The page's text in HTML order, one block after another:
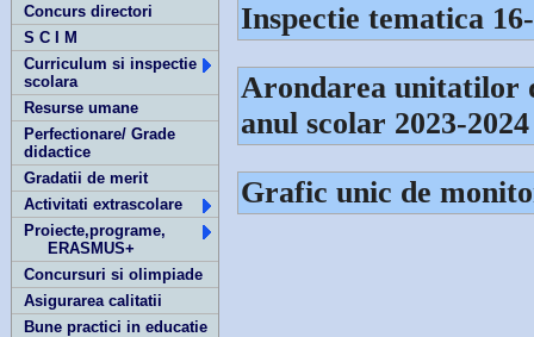
Concurs directori
S C I M
Curriculum si inspectie
scolara
Resurse umane
Perfectionare/ Grade
didactice
Gradatii de merit
Activitati extrascolare
Proiecte,programe,
ERASMUS+
Concursuri si olimpiade
Asigurarea calitatii
Bune practici in educatie
Inspectie tematica
Arondarea unitatilor
anul scolar 2023-2024
Grafic unic de